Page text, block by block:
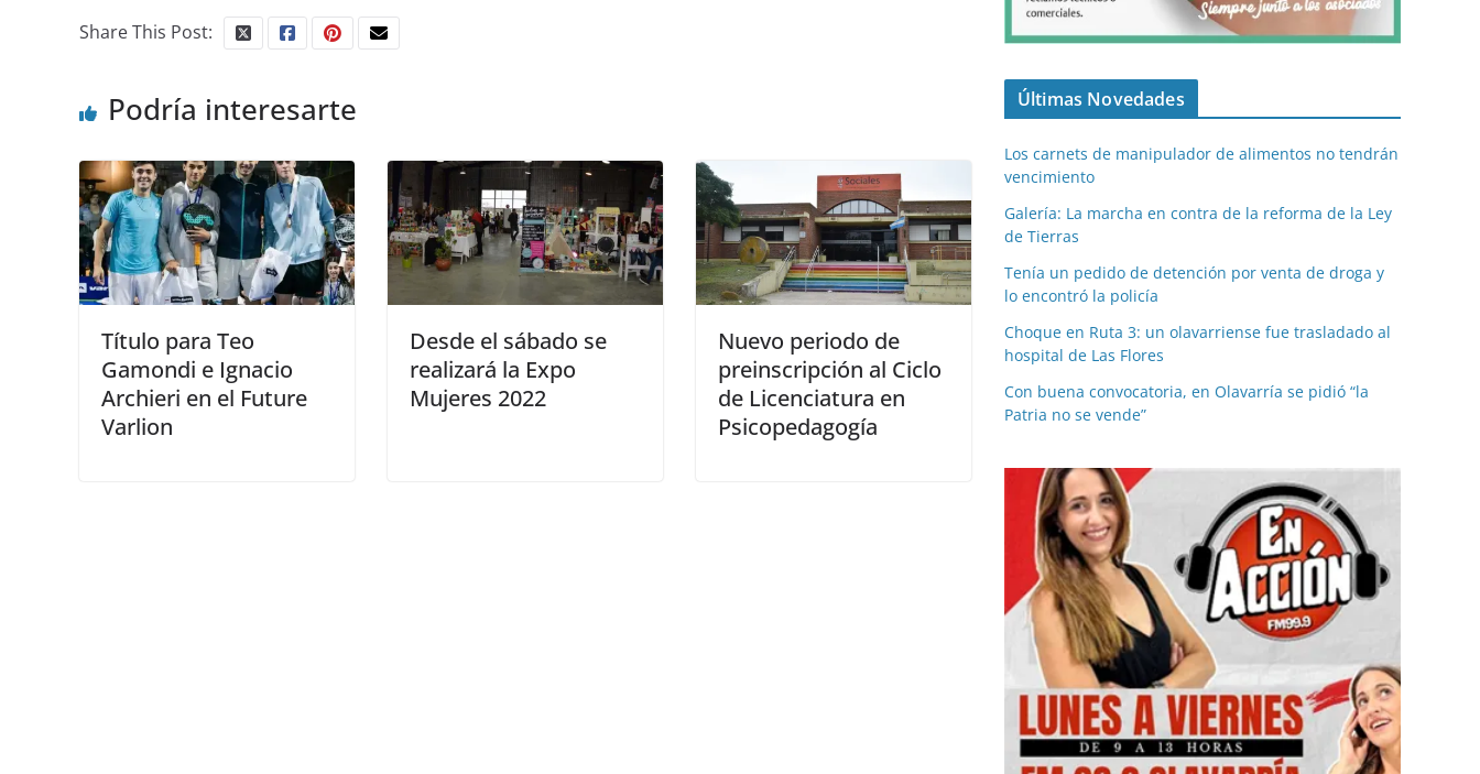
Share This Post:
Podría interesarte
Título para Teo
Gamondi e Ignacio
Archieri en el Future
Varlion
Desde el sábado se
realizará la Expo
Mujeres 2022
Nuevo periodo de
preinscripción al Ciclo
de Licenciatura en
Psicopedagogía
Últimas Novedades
Los carnets de manipulador de alimentos no tendrán
vencimiento
Galería: La marcha en contra de la reforma de la Ley
de Tierras
Tenía un pedido de detención por venta de droga y
lo encontró la policía
Choque en Ruta 3: un olavarriense fue trasladado al
hospital de Las Flores
Con buena convocatoria, en Olavarría se pidió “la
Patria no se vende”